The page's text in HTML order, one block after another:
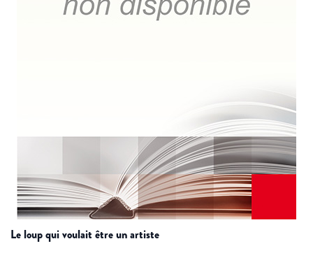
le loup qui voulait être un artiste